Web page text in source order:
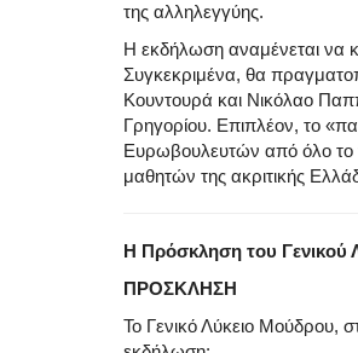
της αλληλεγγύης.
Η εκδήλωση αναμένεται να
Συγκεκριμένα, θα
Κουντουρά και Νικόλαο
Γρηγορίου. Επιπλέον, το
Ευρωβουλευτών από όλο το
μαθητών της ακριτικής
Η Πρόσκληση του Γενικού
ΠΡΟΣΚΛΗΣΗ
Το Γενικό Λύκειο Μούδρου,